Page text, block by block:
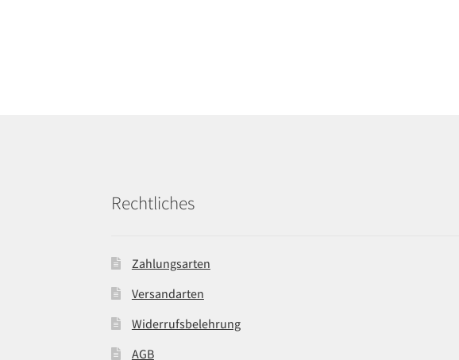
Rechtliches
Zahlungsarten
Versandarten
Widerrufsbelehrung
AGB